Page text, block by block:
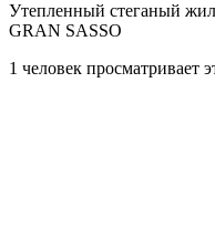
Утепленный стеганый
GRAN SASSO
1 человек просматривает